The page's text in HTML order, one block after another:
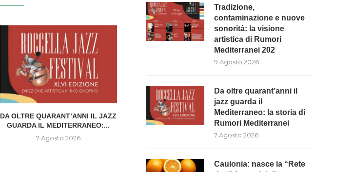
DA OLTRE QUARANT’ANNI IL JAZZ
GUARDA IL MEDITERRANEO:...
7 Agosto 2026
CAULONIA: NASCE LA “RETE
DEGLI AGRUMI DELLA LOCRIDE”
PULISERVICE:
RACHELE PIOLI
Tradizione,
contaminazione e nuove
sonorità: la visione
artistica di Rumori
Mediterranei 202
9 Agosto 2026
Da oltre quarant’anni il
jazz guarda il
Mediterraneo: la storia di
Rumori Mediterranei
7 Agosto 2026
Caulonia: nasce la “Rete